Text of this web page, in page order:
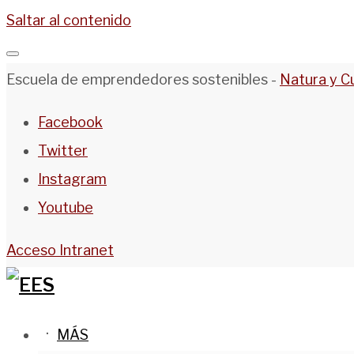
Saltar al contenido
Escuela de emprendedores sostenibles - Natura y
Facebook
Twitter
Instagram
Youtube
Acceso Intranet
MÁS